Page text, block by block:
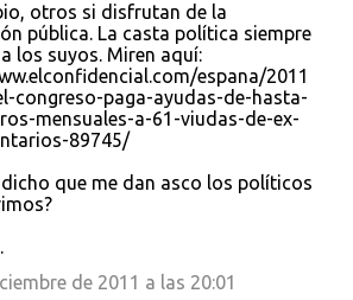
otros si disfrutan de la
pública. La casta política siempre
los suyos. Miren aquí:
espana/2011
congreso-paga-ayudas-de-hasta-
mensuales-a-61-viudas-de-ex-
89745/
dicho que me dan asco los políticos
de 2011 a las 20:01